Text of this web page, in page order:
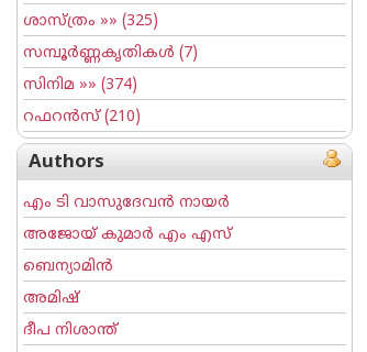
ശാസ്ത്രം »» (325)
സമ്പൂര്‍ണ്ണകൃതികള്‍ (7)
സിനിമ »» (374)
റഫറന്‍സ്(210)
Authors
എം ടി വാസുദേവന്‍ നായര്‍
അജോയ് കുമാര്‍ എം എസ്
ബെന്യാമിന്‍
അമിഷ്
ദീപ നിശാന്ത്